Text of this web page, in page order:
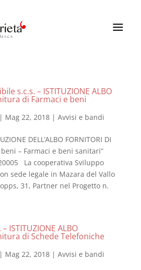
a
s.c.s. – ISTITUZIONE ALBO
di Farmaci e beni
Mag 22, 2018| Avvisi e bandi
DELL’ALBO FORNITORI DI
– Farmaci e beni sanitari”
La cooperativa Sviluppo
sede legale in Mazara del Vallo
31, Partner nel Progetto n.
ISTITUZIONE ALBO
di Schede Telefoniche
Mag 22, 2018| Avvisi e bandi